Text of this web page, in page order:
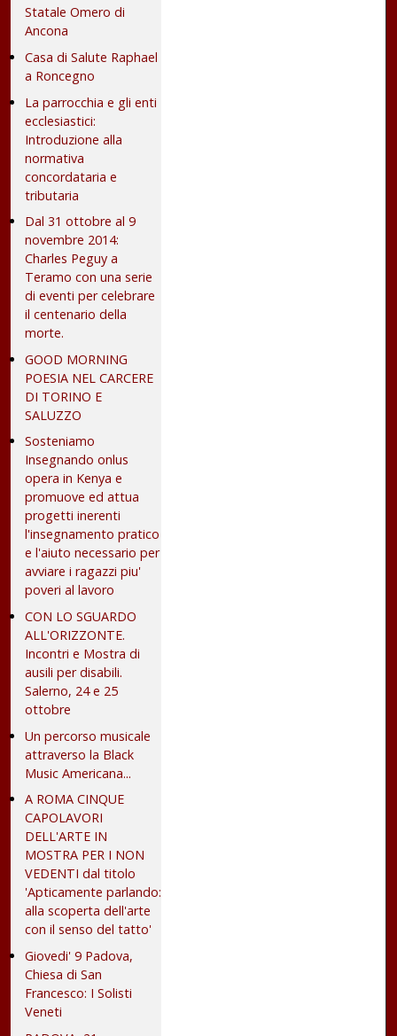
Statale Omero di
Ancona
Casa di Salute Raphael
a Roncegno
La parrocchia e gli enti
ecclesiastici:
Introduzione alla
normativa
concordataria e
tributaria
Dal 31 ottobre al 9
novembre 2014:
Charles Peguy a
Teramo con una serie
di eventi per celebrare
il centenario della
morte.
GOOD MORNING
POESIA NEL CARCERE
DI TORINO E
SALUZZO
Sosteniamo
Insegnando onlus
opera in Kenya e
promuove ed attua
progetti inerenti
l'insegnamento pratico
e l'aiuto necessario per
avviare i ragazzi piu'
poveri al lavoro
CON LO SGUARDO
ALL'ORIZZONTE.
Incontri e Mostra di
ausili per disabili.
Salerno, 24 e 25
ottobre
Un percorso musicale
attraverso la Black
Music Americana...
A ROMA CINQUE
CAPOLAVORI
DELL'ARTE IN
MOSTRA PER I NON
VEDENTI dal titolo
'Apticamente parlando:
alla scoperta dell'arte
con il senso del tatto'
Giovedi' 9 Padova,
Chiesa di San
Francesco: I Solisti
Veneti